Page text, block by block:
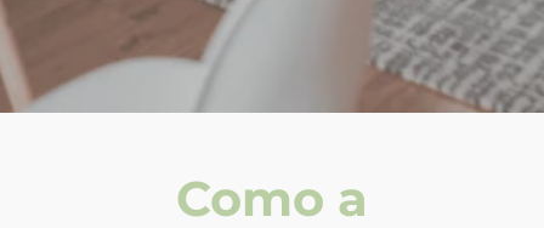
Como a